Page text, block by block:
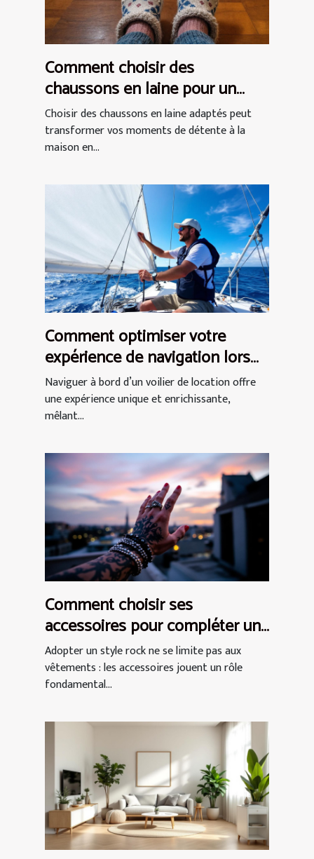
Comment choisir des
chaussons en laine pour un
confort optimal ?
Choisir des chaussons en laine adaptés peut
transformer vos moments de détente à la
maison en...
Comment optimiser votre
expérience de navigation lors
d'une location de voilier ?
Naviguer à bord d’un voilier de location offre
une expérience unique et enrichissante,
mêlant...
Comment choisir ses
accessoires pour compléter un
style rock ?
Adopter un style rock ne se limite pas aux
vêtements : les accessoires jouent un rôle
fondamental...